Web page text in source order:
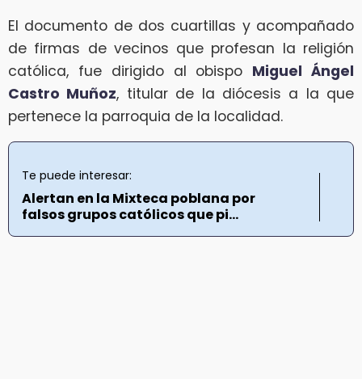
El documento de dos cuartillas y acompañado
de firmas de vecinos que profesan la religión
católica, fue dirigido al obispo Miguel Ángel
Castro Muñoz, titular de la diócesis a la que
pertenece la parroquia de la localidad.
Te puede interesar:
Alertan en la Mixteca poblana por
falsos grupos católicos que pi...